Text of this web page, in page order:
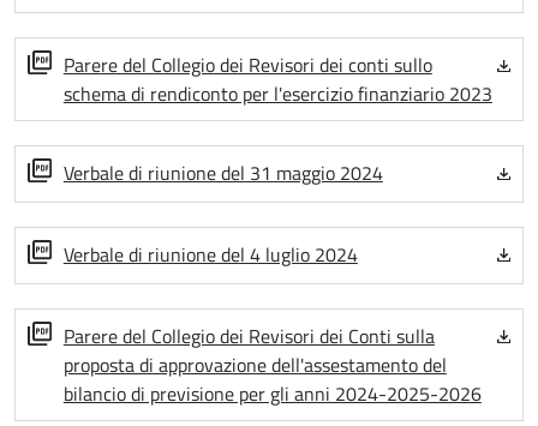
Parere del Collegio dei Revisori dei conti sullo
schema di rendiconto per l'esercizio finanziario 2023
Verbale di riunione del 31 maggio 2024
Verbale di riunione del 4 luglio 2024
Parere del Collegio dei Revisori dei Conti sulla
proposta di approvazione dell'assestamento del
bilancio di previsione per gli anni 2024-2025-2026